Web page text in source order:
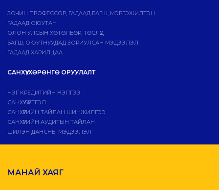
ЗОЧИН ПРОФЕССОР, ГАДААД БАГШ, МЭРГЭЖИЛТЭН
ГАДААД ОЮУТАН
ОЛОН УЛСЫН ХӨТӨЛБӨР, ТӨСЛҮҮД
БАГШ, ОЮУТНУУДАД ЗОРИУЛСАН МЭДЭЭЛЭЛ
ГАДААД ХАРИЛЦАА
САНХҮҮ, ХӨРӨНГӨ ОРУУЛАЛТ
НЭГ КРЕДИТИЙН ҮНЭЛГЭЭ
САНХҮҮ БҮРТГЭЛ
САНХҮҮГИЙН ТАЙЛАН ШИНЖИЛГЭЭ
САНХҮҮГИЙН АУДИТЫН ТАЙЛАН
ШИЛЭН ДАНСНЫ МЭДЭЭЛЭЛ
МАНАЙ ХАЯГ